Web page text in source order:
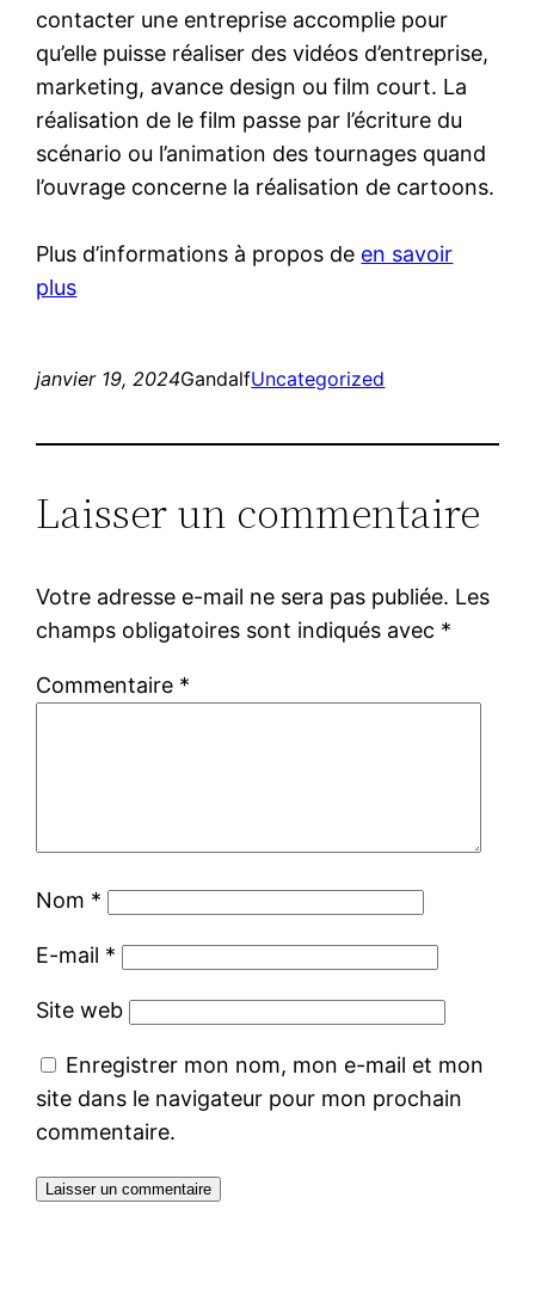
contacter une entreprise accomplie pour
qu’elle puisse réaliser des vidéos d’entreprise,
marketing, avance design ou film court. La
réalisation de le film passe par l’écriture du
scénario ou l’animation des tournages quand
l’ouvrage concerne la réalisation de cartoons.
Plus d’informations à propos de en savoir
plus
janvier 19, 2024GandalfUncategorized
Laisser un commentaire
Votre adresse e-mail ne sera pas publiée. Les
champs obligatoires sont indiqués avec *
Commentaire *
Nom *
E-mail *
Site web
Enregistrer mon nom, mon e-mail et mon
site dans le navigateur pour mon prochain
commentaire.